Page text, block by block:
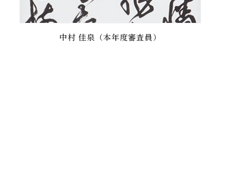
中村 佳泉（本年度審査員）